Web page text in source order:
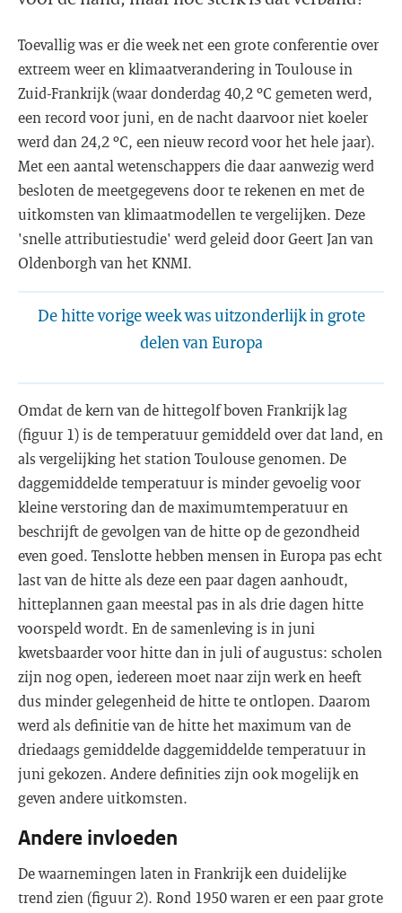
Toevallig was er die week net een grote conferentie over
extreem weer en klimaatverandering in Toulouse in
Zuid-Frankrijk (waar donderdag 40,2 ºC gemeten werd,
een record voor juni, en de nacht daarvoor niet koeler
werd dan 24,2 ºC, een nieuw record voor het hele jaar).
Met een aantal wetenschappers die daar aanwezig werd
besloten de meetgegevens door te rekenen en met de
uitkomsten van klimaatmodellen te vergelijken. Deze
'snelle attributiestudie' werd geleid door Geert Jan van
Oldenborgh van het KNMI.
De hitte vorige week was uitzonderlijk in grote
delen van Europa
Omdat de kern van de hittegolf boven Frankrijk lag
(figuur 1) is de temperatuur gemiddeld over dat land, en
als vergelijking het station Toulouse genomen. De
daggemiddelde temperatuur is minder gevoelig voor
kleine verstoring dan de maximumtemperatuur en
beschrijft de gevolgen van de hitte op de gezondheid
even goed. Tenslotte hebben mensen in Europa pas echt
last van de hitte als deze een paar dagen aanhoudt,
hitteplannen gaan meestal pas in als drie dagen hitte
voorspeld wordt. En de samenleving is in juni
kwetsbaarder voor hitte dan in juli of augustus: scholen
zijn nog open, iedereen moet naar zijn werk en heeft
dus minder gelegenheid de hitte te ontlopen. Daarom
werd als definitie van de hitte het maximum van de
driedaags gemiddelde daggemiddelde temperatuur in
juni gekozen. Andere definities zijn ook mogelijk en
geven andere uitkomsten.
Andere invloeden
De waarnemingen laten in Frankrijk een duidelijke
trend zien (figuur 2). Rond 1950 waren er een paar grote